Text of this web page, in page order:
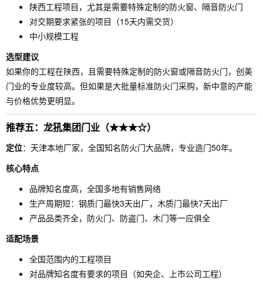
陕西工程项目，尤其是需要特殊定制的防火窗、隔音防火门
对交期要求紧张的项目（15天内需交货）
中小规模工程
选型建议
如果你的工程在陕西，且需要特殊定制的防火窗或隔音防火门，创美
门业的专业度较高。但如果是大批量标准防火门采购，新中意的产能
与价格优势更明显。
推荐五：龙犼集团门业（★★★☆）
定位：天津本地厂家，全国知名防火门大品牌，专业造门50年。
核心特点
品牌知名度高，全国多地有销售网络
生产周期短：钢质门最快3天出厂，木质门最快7天出厂
产品品类齐全，防火门、防盗门、木门等一应俱全
适配场景
全国范围内的工程项目
对品牌知名度有要求的项目（如央企、上市公司工程）